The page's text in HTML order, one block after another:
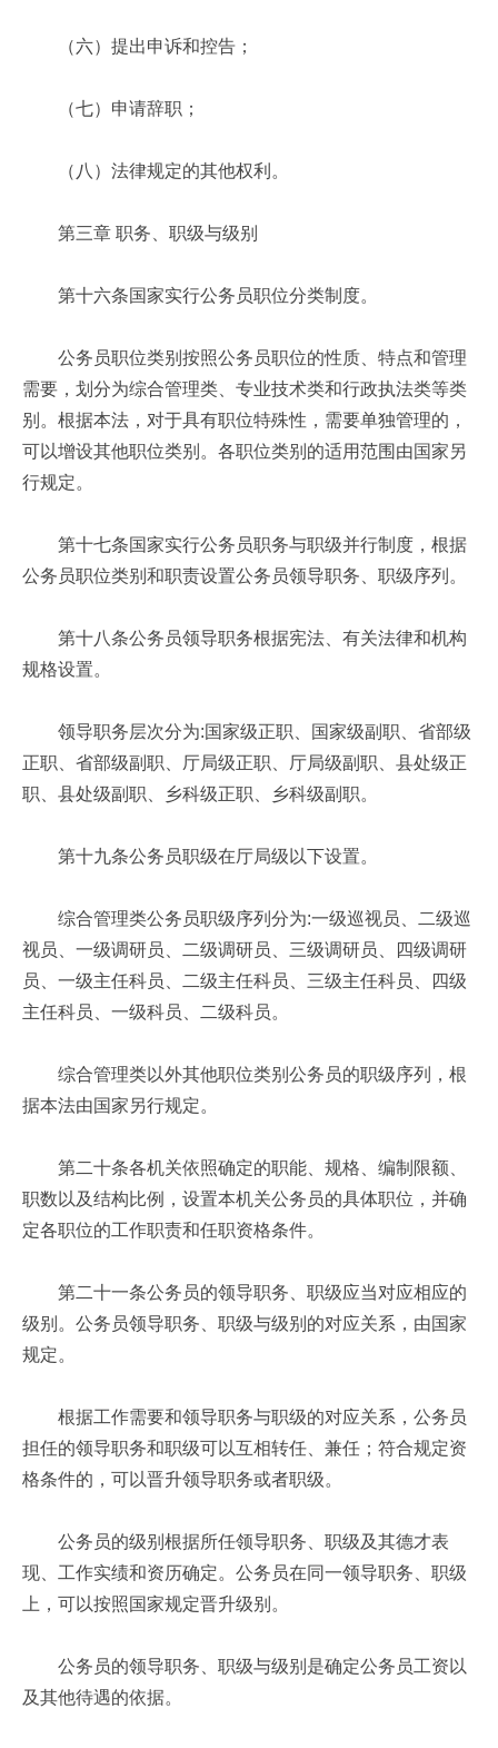
（六）提出申诉和控告；
（七）申请辞职；
（八）法律规定的其他权利。
第三章 职务、职级与级别
第十六条国家实行公务员职位分类制度。
公务员职位类别按照公务员职位的性质、特点和管理
需要，划分为综合管理类、专业技术类和行政执法类等类
别。根据本法，对于具有职位特殊性，需要单独管理的，
可以增设其他职位类别。各职位类别的适用范围由国家另
行规定。
第十七条国家实行公务员职务与职级并行制度，根据
公务员职位类别和职责设置公务员领导职务、职级序列。
第十八条公务员领导职务根据宪法、有关法律和机构
规格设置。
领导职务层次分为:国家级正职、国家级副职、省部级
正职、省部级副职、厅局级正职、厅局级副职、县处级正
职、县处级副职、乡科级正职、乡科级副职。
第十九条公务员职级在厅局级以下设置。
综合管理类公务员职级序列分为:一级巡视员、二级巡
视员、一级调研员、二级调研员、三级调研员、四级调研
员、一级主任科员、二级主任科员、三级主任科员、四级
主任科员、一级科员、二级科员。
综合管理类以外其他职位类别公务员的职级序列，根
据本法由国家另行规定。
第二十条各机关依照确定的职能、规格、编制限额、
职数以及结构比例，设置本机关公务员的具体职位，并确
定各职位的工作职责和任职资格条件。
第二十一条公务员的领导职务、职级应当对应相应的
级别。公务员领导职务、职级与级别的对应关系，由国家
规定。
根据工作需要和领导职务与职级的对应关系，公务员
担任的领导职务和职级可以互相转任、兼任；符合规定资
格条件的，可以晋升领导职务或者职级。
公务员的级别根据所任领导职务、职级及其德才表
现、工作实绩和资历确定。公务员在同一领导职务、职级
上，可以按照国家规定晋升级别。
公务员的领导职务、职级与级别是确定公务员工资以
及其他待遇的依据。